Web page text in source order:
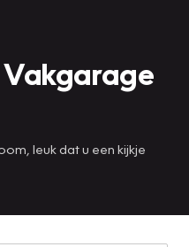
leuk dat u een kijkje